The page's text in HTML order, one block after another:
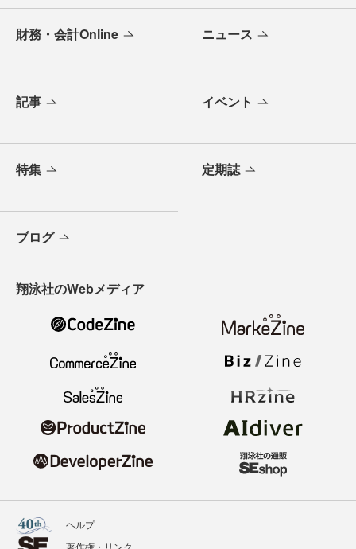
財務・会計Online ニュース
記事 イベント
特集 定期誌
ブログ
翔泳社のWebメディア
ヘルプ